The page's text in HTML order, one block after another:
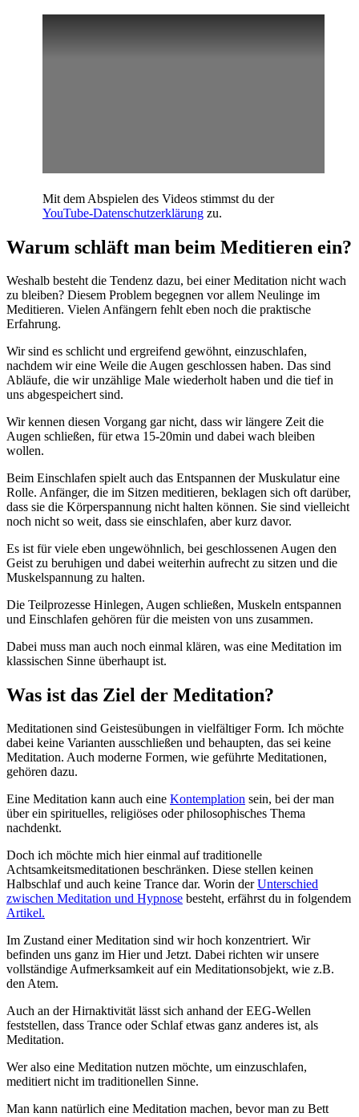
Mit dem Abspielen des Videos stimmst du der
YouTube-Datenschutzerklärung zu.
Warum schläft man beim Meditieren ein?
Weshalb besteht die Tendenz dazu, bei einer Meditation nicht wach
zu bleiben? Diesem Problem begegnen vor allem Neulinge im
Meditieren. Vielen Anfängern fehlt eben noch die praktische
Erfahrung.
Wir sind es schlicht und ergreifend gewöhnt, einzuschlafen,
nachdem wir eine Weile die Augen geschlossen haben. Das sind
Abläufe, die wir unzählige Male wiederholt haben und die tief in
uns abgespeichert sind.
Wir kennen diesen Vorgang gar nicht, dass wir längere Zeit die
Augen schließen, für etwa 15-20min und dabei wach bleiben
wollen.
Beim Einschlafen spielt auch das Entspannen der Muskulatur eine
Rolle. Anfänger, die im Sitzen meditieren, beklagen sich oft darüber,
dass sie die Körperspannung nicht halten können. Sie sind vielleicht
noch nicht so weit, dass sie einschlafen, aber kurz davor.
Es ist für viele eben ungewöhnlich, bei geschlossenen Augen den
Geist zu beruhigen und dabei weiterhin aufrecht zu sitzen und die
Muskelspannung zu halten.
Die Teilprozesse Hinlegen, Augen schließen, Muskeln entspannen
und Einschlafen gehören für die meisten von uns zusammen.
Dabei muss man auch noch einmal klären, was eine Meditation im
klassischen Sinne überhaupt ist.
Was ist das Ziel der Meditation?
Meditationen sind Geistesübungen in vielfältiger Form. Ich möchte
dabei keine Varianten ausschließen und behaupten, das sei keine
Meditation. Auch moderne Formen, wie geführte Meditationen,
gehören dazu.
Eine Meditation kann auch eine Kontemplation sein, bei der man
über ein spirituelles, religiöses oder philosophisches Thema
nachdenkt.
Doch ich möchte mich hier einmal auf traditionelle
Achtsamkeitsmeditationen beschränken. Diese stellen keinen
Halbschlaf und auch keine Trance dar. Worin derUnterschied
zwischen Meditation und Hypnose besteht, erfährst du in folgendem
Artikel.
Im Zustand einer Meditation sind wir hoch konzentriert. Wir
befinden uns ganz im Hier und Jetzt. Dabei richten wir unsere
vollständige Aufmerksamkeit auf ein Meditationsobjekt, wie z.B.
den Atem.
Auch an der Hirnaktivität lässt sich anhand der EEG-Wellen
feststellen, dass Trance oder Schlaf etwas ganz anderes ist, als
Meditation.
Wer also eine Meditation nutzen möchte, um einzuschlafen,
meditiert nicht im traditionellen Sinne.
Man kann natürlich eine Meditation machen, bevor man zu Bett